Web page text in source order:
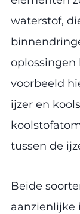
waterstof,
oplossingen
voorbeeld
ijzer en
tussen de
Beide
aanzienlijke